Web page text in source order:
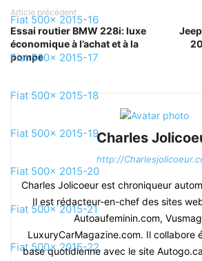
Fiat 500x 2015-16
Fiat 500x 2015-17
Fiat 500x 2015-18
Fiat 500x 2015-19
Fiat 500x 2015-20
Fiat 500x 2015-21
Fiat 500x 2015-22
Article précédent
Essai routier BMW 228i: luxe
économique à l’achat et à la
pompe
Charles
http://
Charles Jolicoeur est chroniqueur
Il est rédacteur-en-chef des sites
Autoaufeminin.com,
LuxuryCarMagazine.com. Il collabore
base quotidienne avec le site